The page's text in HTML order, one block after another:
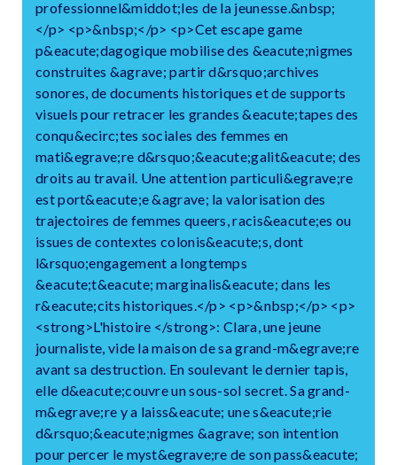
professionnel&middot;les de la jeunesse.&nbsp;
</p> <p>&nbsp;</p> <p>Cet escape game
p&eacute;dagogique mobilise des &eacute;nigmes
construites &agrave; partir d&rsquo;archives
sonores, de documents historiques et de supports
visuels pour retracer les grandes &eacute;tapes des
conqu&ecirc;tes sociales des femmes en
mati&egrave;re d&rsquo;&eacute;galit&eacute; des
droits au travail. Une attention particuli&egrave;re
est port&eacute;e &agrave; la valorisation des
trajectoires de femmes queers, racis&eacute;es ou
issues de contextes colonis&eacute;s, dont
l&rsquo;engagement a longtemps
&eacute;t&eacute; marginalis&eacute; dans les
r&eacute;cits historiques.</p> <p>&nbsp;</p> <p>
<strong>L'histoire </strong>: Clara, une jeune
journaliste, vide la maison de sa grand-m&egrave;re
avant sa destruction. En soulevant le dernier tapis,
elle d&eacute;couvre un sous-sol secret. Sa grand-
m&egrave;re y a laiss&eacute; une s&eacute;rie
d&rsquo;&eacute;nigmes &agrave; son intention
pour percer le myst&egrave;re de son pass&eacute;